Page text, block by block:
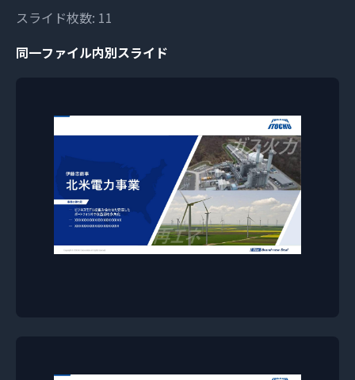
スライド枚数: 11
同一ファイル内別スライド